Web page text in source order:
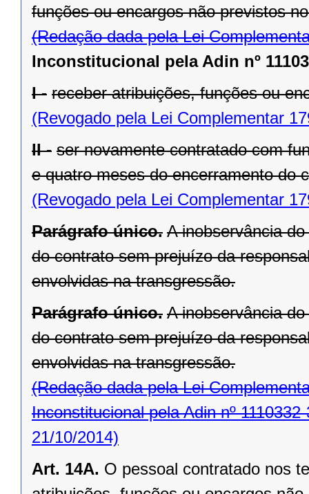
funções ou encargos não previstos
(Redação dada pela Lei
Inconstitucional pela Adin nº
I - receber atribuições, funções ou
(Revogado pela Lei Complementar
II - ser novamente contratado com
e quatro meses do encerramento do
(Revogado pela Lei Complementar
Parágrafo único. A inobservância
do contrato sem prejuízo da
envolvidas na transgressão.
Parágrafo único. A inobservância
do contrato sem prejuízo da
envolvidas na transgressão.
(Redação dada pela Lei
Inconstitucional pela Adin nº
21/10/2014)
Art. 14A. O pessoal contratado nos